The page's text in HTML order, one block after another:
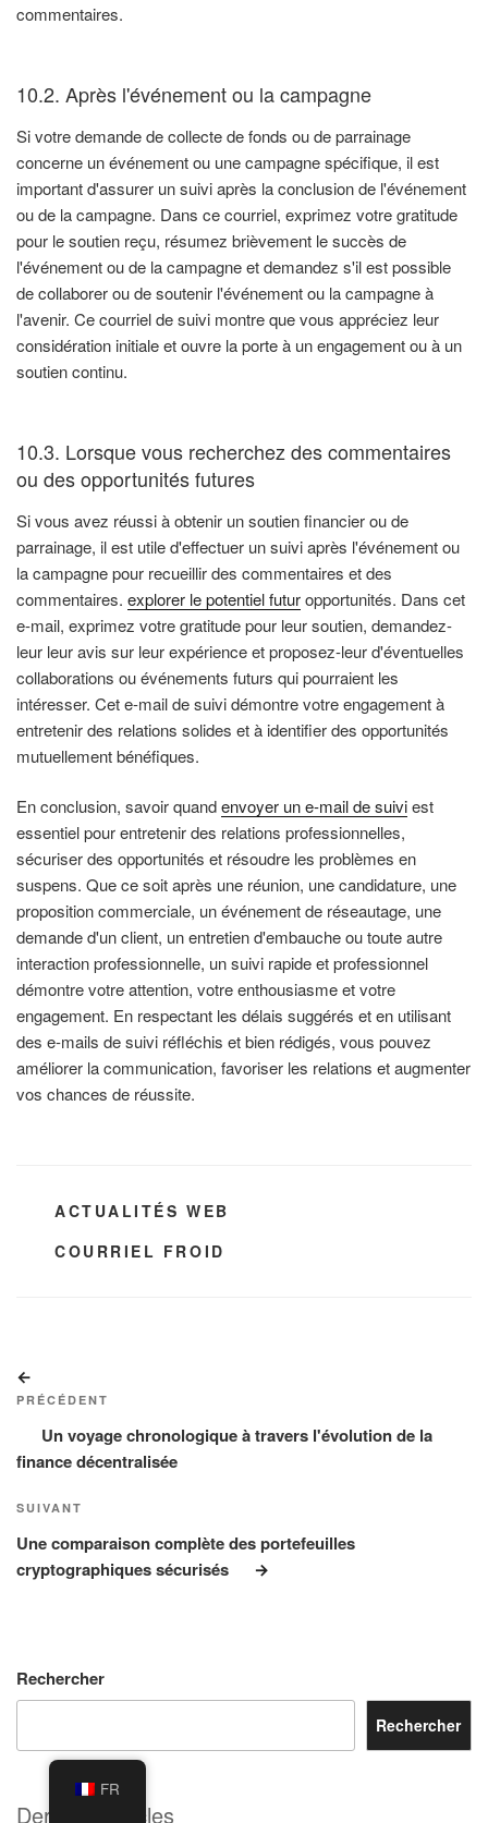
commentaires.
10.2. Après l'événement ou la campagne
Si votre demande de collecte de fonds ou de parrainage
concerne un événement ou une campagne spécifique, il est
important d'assurer un suivi après la conclusion de l'événement
ou de la campagne. Dans ce courriel, exprimez votre gratitude
pour le soutien reçu, résumez brièvement le succès de
l'événement ou de la campagne et demandez s'il est possible
de collaborer ou de soutenir l'événement ou la campagne à
l'avenir. Ce courriel de suivi montre que vous appréciez leur
considération initiale et ouvre la porte à un engagement ou à un
soutien continu.
10.3. Lorsque vous recherchez des commentaires
ou des opportunités futures
Si vous avez réussi à obtenir un soutien financier ou de
parrainage, il est utile d'effectuer un suivi après l'événement ou
la campagne pour recueillir des commentaires et des
commentaires. explorer le potentiel futuropportunités. Dans cet
e-mail, exprimez votre gratitude pour leur soutien, demandez-
leur leur avis sur leur expérience et proposez-leur d'éventuelles
collaborations ou événements futurs qui pourraient les
intéresser. Cet e-mail de suivi démontre votre engagement à
entretenir des relations solides et à identifier des opportunités
mutuellement bénéfiques.
En conclusion, savoir quandenvoyer un e-mail de suiviest
essentiel pour entretenir des relations professionnelles,
sécuriser des opportunités et résoudre les problèmes en
suspens. Que ce soit après une réunion, une candidature, une
proposition commerciale, un événement de réseautage, une
demande d'un client, un entretien d'embauche ou toute autre
interaction professionnelle, un suivi rapide et professionnel
démontre votre attention, votre enthousiasme et votre
engagement. En respectant les délais suggérés et en utilisant
des e-mails de suivi réfléchis et bien rédigés, vous pouvez
améliorer la communication, favoriser les relations et augmenter
vos chances de réussite.
CATÉGORIES
ACTUALITÉS WEB
ÉTIQUETTES
COURRIEL FROID
de
l’article
précédent
PRÉCÉDENT
Un voyage chronologique à travers l'évolution de la
finance décentralisée
Article
suivant
SUIVANT
Une comparaison complète des portefeuilles
cryptographiques sécurisés
Rechercher
Rechercher
Derniers articles
FR